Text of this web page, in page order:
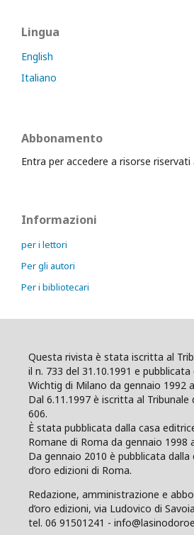
Lingua
English
Italiano
Abbonamento
Entra per accedere a risorse riservati
Informazioni
per i lettori
Per gli autori
Per i bibliotecari
Questa rivista è stata iscritta al
il n. 733 del 31.10.1991 e
Wichtig di Milano da gennaio 1992
Dal 6.11.1997 è iscritta al Tribunale
606.
È stata pubblicata dalla casa
Romane di Roma da gennaio 1998
Da gennaio 2010 è pubblicata dalla
d’oro edizioni di Roma.
Redazione, amministrazione e
d’oro edizioni, via Ludovico di
tel. 06 91501241 -